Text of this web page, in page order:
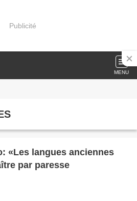
Publicité
MENU
«Les langues anciennes
par paresse